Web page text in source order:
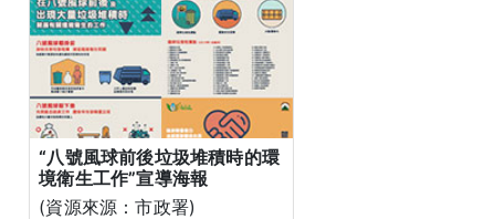
“八號風球前後垃圾堆積時的環
境衛生工作”宣導海報
(資源來源：市政署)